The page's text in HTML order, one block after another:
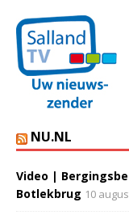
NU.NL
Video |
Botlekbrug 10